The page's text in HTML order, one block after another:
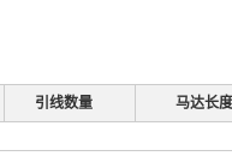
引线数量 马达长